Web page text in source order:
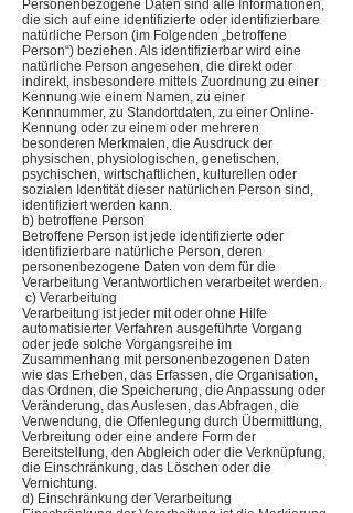
Personenbezogene Daten sind alle Informationen,
die sich auf eine identifizierte oder identifizierbare
natürliche Person (im Folgenden „betroffene
Person“) beziehen. Als identifizierbar wird eine
natürliche Person angesehen, die direkt oder
indirekt, insbesondere mittels Zuordnung zu einer
Kennung wie einem Namen, zu einer
Kennnummer, zu Standortdaten, zu einer Online-
Kennung oder zu einem oder mehreren
besonderen Merkmalen, die Ausdruck der
physischen, physiologischen, genetischen,
psychischen, wirtschaftlichen, kulturellen oder
sozialen Identität dieser natürlichen Person sind,
identifiziert werden kann.
b) betroffene Person
Betroffene Person ist jede identifizierte oder
identifizierbare natürliche Person, deren
personenbezogene Daten von dem für die
Verarbeitung Verantwortlichen verarbeitet werden.
c) Verarbeitung
Verarbeitung ist jeder mit oder ohne Hilfe
automatisierter Verfahren ausgeführte Vorgang
oder jede solche Vorgangsreihe im
Zusammenhang mit personenbezogenen Daten
wie das Erheben, das Erfassen, die Organisation,
das Ordnen, die Speicherung, die Anpassung oder
Veränderung, das Auslesen, das Abfragen, die
Verwendung, die Offenlegung durch Übermittlung,
Verbreitung oder eine andere Form der
Bereitstellung, den Abgleich oder die Verknüpfung,
die Einschränkung, das Löschen oder die
Vernichtung.
d) Einschränkung der Verarbeitung